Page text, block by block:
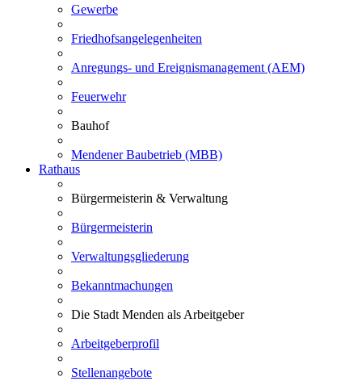
Gewerbe
Friedhofsangelegenheiten
Anregungs- und Ereignismanagement (AEM)
Feuerwehr
Bauhof
Mendener Baubetrieb (MBB)
Rathaus
Bürgermeisterin & Verwaltung
Bürgermeisterin
Verwaltungsgliederung
Bekanntmachungen
Die Stadt Menden als Arbeitgeber
Arbeitgeberprofil
Stellenangebote